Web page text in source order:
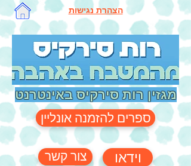
הצהרת נגישות
מגזין רות סירקיס באינטרנט
ספרים להזמנה אונליין
צור קשר וידאו